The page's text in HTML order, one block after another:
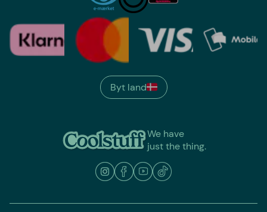
We have
just the thing.
Byt land